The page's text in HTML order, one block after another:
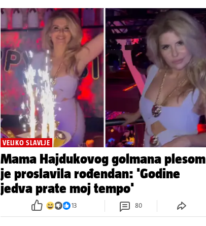
VELIKO SLAVLJE
Mama Hajdukovog golmana plesom
je proslavila rođendan: 'Godine
jedva prate moj tempo'
13 80